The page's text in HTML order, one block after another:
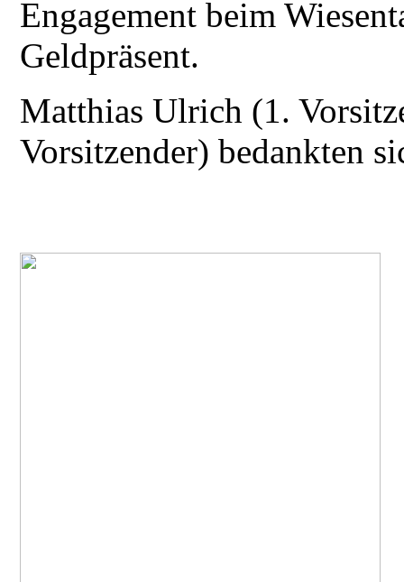
Engagement beim
Geldpräsent.
Matthias Ulrich (1.
Vorsitzender) bedankten